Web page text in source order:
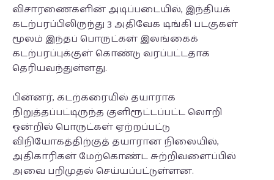
விசாரணைகளின் அடிப்படையில், இந்தியக்
கடற்பரப்பிலிருந்து 3 அதிவேக டிங்கி படகுகள்
மூலம் இந்தப் பொருட்கள் இலங்கைக்
கடற்பரப்புக்குள் கொண்டு வரப்பட்டதாக
தெரியவந்துள்ளது.
பின்னர், கடற்கரையில் தயாராக
நிறுத்தப்பட்டிருந்த குளிரூட்டப்பட்ட லொறி
ஒன்றில் பொருட்கள் ஏற்றப்பட்டு
விநியோகத்திற்குத் தயாரான நிலையில்,
அதிகாரிகள் மேற்கொண்ட சுற்றிவளைப்பில்
அவை பறிமுதல் செய்யப்பட்டுள்ளன.